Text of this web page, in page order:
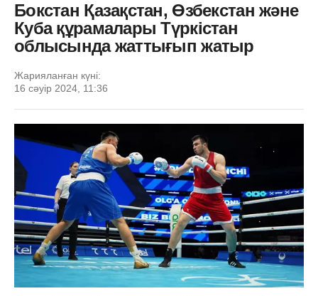
Бокстан Қазақстан, Өзбекстан және
Куба құрамалары Түркістан
облысында жаттығып жатыр
Жарияланған күні:
16 сәуір 2024, 11:36